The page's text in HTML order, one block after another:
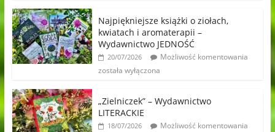
Najpiękniejsze książki o ziołach,
kwiatach i aromaterapii –
Wydawnictwo JEDNOŚĆ
20/07/2026
Możliwość komentowania
została wyłączona
„Zielniczek” – Wydawnictwo
LITERACKIE
18/07/2026
Możliwość komentowania